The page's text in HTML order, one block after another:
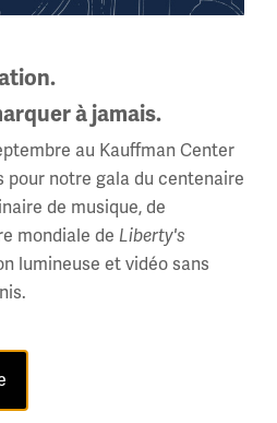
à jamais.
au Kauffman Center
notre gala du centenaire
de musique, de
mondiale de Liberty's
lumineuse et vidéo sans